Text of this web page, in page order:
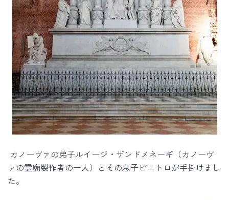
カノーヴァの弟子ルイージ・ザンドメネーギ（カノーヴ
ァの霊廟製作者の一人）とその息子ピエトロが手掛けまし
た。